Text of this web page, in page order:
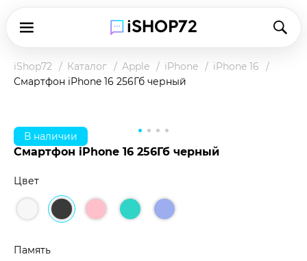
iShop72 Каталог Apple iPhone
iPhone 16
Смартфон iPhone 16 256Гб черный
В наличии
Смартфон iPhone 16 256Гб черный
Цвет
Память
Чтобы купить товар по клубной цене,
наличными в магазине или при доставке.